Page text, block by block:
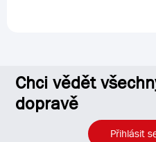
Chci vědět
dopravě
Přihlásit